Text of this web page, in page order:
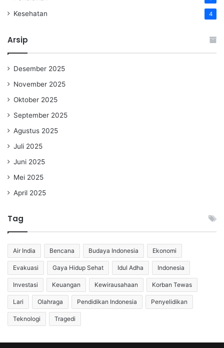
Kesehatan 4
Arsip
Desember 2025
November 2025
Oktober 2025
September 2025
Agustus 2025
Juli 2025
Juni 2025
Mei 2025
April 2025
Tag
Air India Bencana Budaya Indonesia Ekonomi
Evakuasi Gaya Hidup Sehat Idul Adha Indonesia
Investasi Keuangan Kewirausahaan Korban Tewas
Lari Olahraga Pendidikan Indonesia Penyelidikan
Teknologi Tragedi